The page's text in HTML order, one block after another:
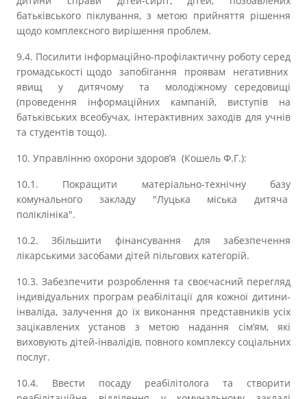
батьківського піклування, з метою прийняття рішення
щодо комплексного вирішення проблем.
9.4. Посилити інформаційно-профілактичну роботу серед
громадськості щодо запобігання проявам негативних
явищ у дитячому та молодіжному середовищі
(проведення інформаційних кампаній, виступів на
батьківських всеобучах, інтерактивних заходів для учнів
та студентів тощо).
10. Управлінню охорони здоров’я (Кошель Ф.Г.):
10.1. Покращити матеріально-технічну базу
комунального закладу "Луцька міська дитяча
поліклініка".
10.2. Збільшити фінансування для забезпечення
лікарськими засобами дітей пільгових категорій.
10.3. Забезпечити розроблення та своєчасний перегляд
індивідуальних програм реабілітації для кожної дитини-
інваліда, залучення до їх виконання представників усіх
зацікавлених установ з метою надання сім’ям, які
виховують дітей-інвалідів, повного комплексу соціальних
послуг.
10.4. Ввести посаду реабілітолога та створити